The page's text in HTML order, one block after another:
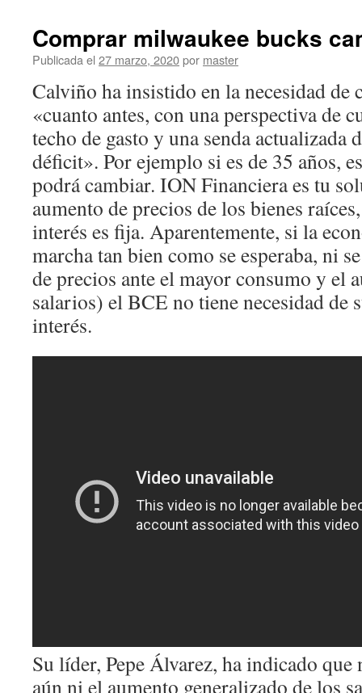
Comprar milwaukee bucks
Publicada el 27 marzo, 2020por master
Calviño ha insistido en la necesidad
«cuanto antes, con una perspectiva de
techo de gasto y una senda actualizada
déficit». Por ejemplo si es de 35 años,
podrá cambiar. ION Financiera es tu
aumento de precios de los bienes
interés es fija. Aparentemente, si la
marcha tan bien como se esperaba, ni
de precios ante el mayor consumo y el
salarios) el BCE no tiene necesidad de
interés.
Su líder, Pepe Álvarez, ha indicado
aún ni el aumento generalizado de los